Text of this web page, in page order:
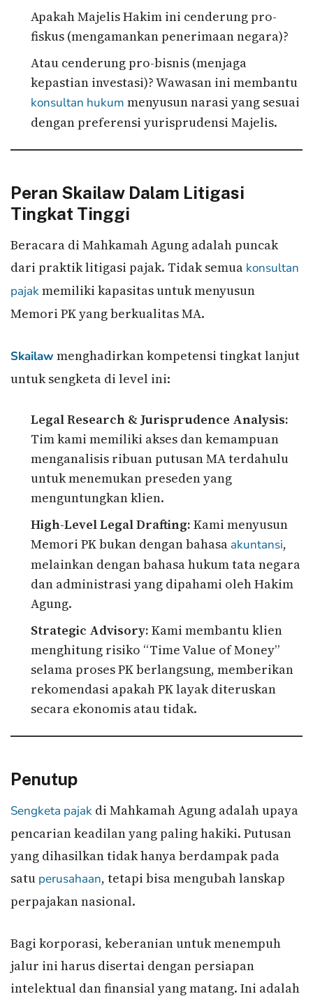
Apakah Majelis Hakim ini cenderung pro-
fiskus (mengamankan penerimaan negara)?
Atau cenderung pro-bisnis (menjaga
kepastian investasi)? Wawasan ini membantu
konsultan hukum menyusun narasi yang sesuai
dengan preferensi yurisprudensi Majelis.
Peran Skailaw Dalam Litigasi
Tingkat Tinggi
Beracara di Mahkamah Agung adalah puncak
dari praktik litigasi pajak. Tidak semua konsultan
pajakmemiliki kapasitas untuk menyusun
Memori PK yang berkualitas MA.
Skailawmenghadirkan kompetensi tingkat lanjut
untuk sengketa di level ini:
Legal Research & Jurisprudence Analysis:
Tim kami memiliki akses dan kemampuan
menganalisis ribuan putusan MA terdahulu
untuk menemukan preseden yang
menguntungkan klien.
High-Level Legal Drafting: Kami menyusun
Memori PK bukan dengan bahasa akuntansi,
melainkan dengan bahasa hukum tata negara
dan administrasi yang dipahami oleh Hakim
Agung.
Strategic Advisory: Kami membantu klien
menghitung risiko “Time Value of Money”
selama proses PK berlangsung, memberikan
rekomendasi apakah PK layak diteruskan
secara ekonomis atau tidak.
Penutup
Sengketa pajak di Mahkamah Agung adalah upaya
pencarian keadilan yang paling hakiki. Putusan
yang dihasilkan tidak hanya berdampak pada
satu perusahaan, tetapi bisa mengubah lanskap
perpajakan nasional.
Bagi korporasi, keberanian untuk menempuh
jalur ini harus disertai dengan persiapan
intelektual dan finansial yang matang. Ini adalah